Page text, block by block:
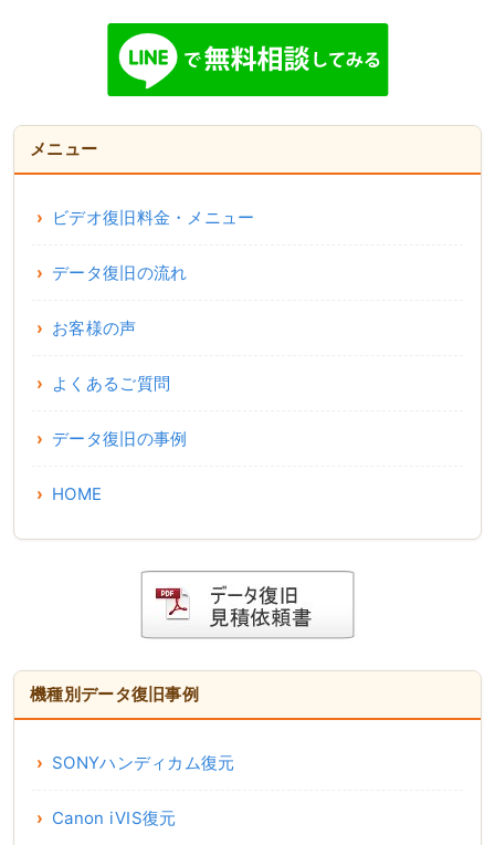
メニュー
ビデオ復旧料金・メニュー
データ復旧の流れ
お客様の声
よくあるご質問
データ復旧の事例
HOME
機種別データ復旧事例
SONYハンディカム復元
Canon iVIS復元